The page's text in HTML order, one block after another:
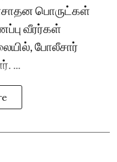
பொருட்கள்
வீரர்கள்
போலீசார்
...